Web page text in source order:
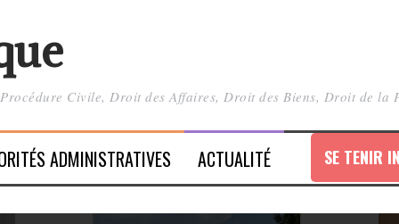
Civile, Droit des Affaires, Droit des Biens, Droit de la
ADMINISTRATIVES ACTUALITÉ